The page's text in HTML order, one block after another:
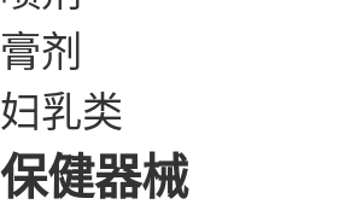
膏剂
妇乳类
保健器械